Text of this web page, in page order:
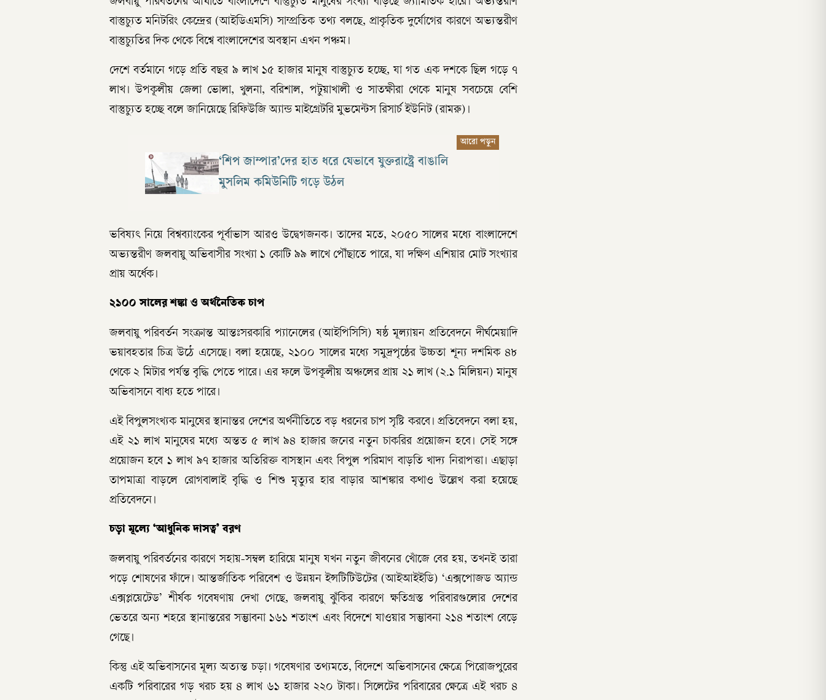
বাস্তুচ্যুত মনিটরিং কেন্দ্রের (আইডিএমসি) সাম্প্রতিক তথ্য বলছে, প্রাকৃতিক দুর্যোগের কারণে অভ্যন্তরীণ
বাস্তুচ্যুতির দিক থেকে বিশ্বে বাংলাদেশের অবস্থান এখন পঞ্চম।
দেশে বর্তমানে গড়ে প্রতি বছর ৯ লাখ ১৫ হাজার মানুষ বাস্তুচ্যুত হচ্ছে, যা গত এক দশকে ছিল গড়ে ৭
লাখ। উপকূলীয় জেলা ভোলা, খুলনা, বরিশাল, পটুয়াখালী ও সাতক্ষীরা থেকে মানুষ সবচেয়ে বেশি
বাস্তুচ্যুত হচ্ছে বলে জানিয়েছে রিফিউজি অ্যান্ড মাইগ্রেটরি মুভমেন্টস রিসার্চ ইউনিট (রামরু)।
‘শিপ জাম্পার’দের হাত ধরে যেভাবে যুক্তরাষ্ট্রে বাঙালি
মুসলিম কমিউনিটি গড়ে উঠল
ভবিষ্যৎ নিয়ে বিশ্বব্যাংকের পূর্বাভাস আরও উদ্বেগজনক। তাদের মতে, ২০৫০ সালের মধ্যে বাংলাদেশে
অভ্যন্তরীণ জলবায়ু অভিবাসীর সংখ্যা ১ কোটি ৯৯ লাখে পৌঁছাতে পারে, যা দক্ষিণ এশিয়ার মোট সংখ্যার
প্রায় অর্ধেক।
২১০০ সালের শঙ্কা ও অর্থনৈতিক চাপ
জলবায়ু পরিবর্তন সংক্রান্ত আন্তঃসরকারি প্যানেলের (আইপিসিসি) ষষ্ঠ মূল্যায়ন প্রতিবেদনে দীর্ঘমেয়াদি
ভয়াবহতার চিত্র উঠে এসেছে। বলা হয়েছে, ২১০০ সালের মধ্যে সমুদ্রপৃষ্ঠের উচ্চতা শূন্য দশমিক ৪৮
থেকে ২ মিটার পর্যন্ত বৃদ্ধি পেতে পারে। এর ফলে উপকূলীয় অঞ্চলের প্রায় ২১ লাখ (২.১ মিলিয়ন) মানুষ
অভিবাসনে বাধ্য হতে পারে।
এই বিপুলসংখ্যক মানুষের স্থানান্তর দেশের অর্থনীতিতে বড় ধরনের চাপ সৃষ্টি করবে। প্রতিবেদনে বলা হয়,
এই ২১ লাখ মানুষের মধ্যে অন্তত ৫ লাখ ৯৪ হাজার জনের নতুন চাকরির প্রয়োজন হবে। সেই সঙ্গে
প্রয়োজন হবে ১ লাখ ৯৭ হাজার অতিরিক্ত বাসস্থান এবং বিপুল পরিমাণ বাড়তি খাদ্য নিরাপত্তা। এছাড়া
তাপমাত্রা বাড়লে রোগবালাই বৃদ্ধি ও শিশু মৃত্যুর হার বাড়ার আশঙ্কার কথাও উল্লেখ করা হয়েছে
প্রতিবেদনে।
চড়া মূল্যে ‘আধুনিক দাসত্ব’ বরণ
জলবায়ু পরিবর্তনের কারণে সহায়-সম্বল হারিয়ে মানুষ যখন নতুন জীবনের খোঁজে বের হয়, তখনই তারা
পড়ে শোষণের ফাঁদে। আন্তর্জাতিক পরিবেশ ও উন্নয়ন ইন্সটিটিউটের (আইআইইডি) ‘এক্সপোজড অ্যান্ড
এক্সপ্লয়েটেড’ শীর্ষক গবেষণায় দেখা গেছে, জলবায়ু ঝুঁকির কারণে ক্ষতিগ্রস্ত পরিবারগুলোর দেশের
ভেতরে অন্য শহরে স্থানান্তরের সম্ভাবনা ১৬১ শতাংশ এবং বিদেশে যাওয়ার সম্ভাবনা ২১৪ শতাংশ বেড়ে
গেছে।
কিন্তু এই অভিবাসনের মূল্য অত্যন্ত চড়া। গবেষণার তথ্যমতে, বিদেশে অভিবাসনের ক্ষেত্রে পিরোজপুরের
একটি পরিবারের গড় খরচ হয় ৪ লাখ ৬১ হাজার ২২০ টাকা। সিলেটের পরিবারের ক্ষেত্রে এই খরচ ৪